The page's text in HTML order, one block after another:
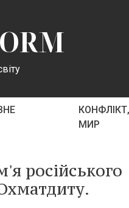
МИР
російського